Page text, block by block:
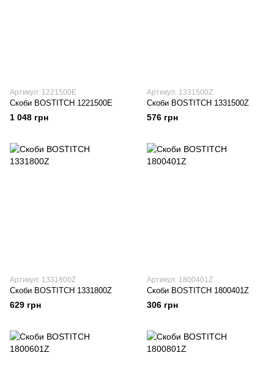
Артикул: 1221500E
Скоби BOSTITCH 1221500E
1 048 грн
Артикул: 1331500Z
Скоби BOSTITCH 1331500Z
576 грн
Артикул: 1331800Z
Скоби BOSTITCH 1331800Z
629 грн
Артикул: 1800401Z
Скоби BOSTITCH 1800401Z
306 грн